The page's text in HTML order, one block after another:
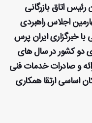
اتاق بازرگانی
اجلاس راهبردی
خبرگزاری ایران پرس
دو کشور در سال های
و صادرات خدمات فنی
اساسی ارتقا همکاری